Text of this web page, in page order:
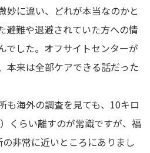
妙に違い、どれが本当なのかと
避難や退避されていた方への情
でした。オフサイトセンターが
本来は全部ケアできる話だった
も海外の調査を見ても、10キロ
くらい離すのが常識ですが、福
非常に近いところにありまし